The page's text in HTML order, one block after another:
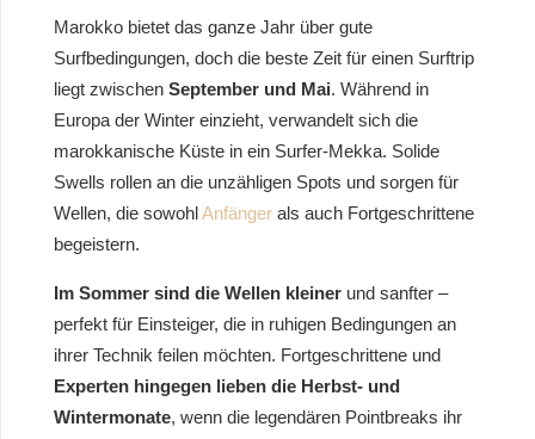
Marokko bietet das ganze Jahr über gute
Surfbedingungen, doch die beste Zeit für einen Surftrip
liegt zwischen September und Mai. Während in
Europa der Winter einzieht, verwandelt sich die
marokkanische Küste in ein Surfer-Mekka. Solide
Swells rollen an die unzähligen Spots und sorgen für
Wellen, die sowohlAnfänger als auch Fortgeschrittene
begeistern.
Im Sommer sind die Wellen kleiner und sanfter –
perfekt für Einsteiger, die in ruhigen Bedingungen an
ihrer Technik feilen möchten. Fortgeschrittene und
Experten hingegen lieben die Herbst- und
Wintermonate, wenn die legendären Pointbreaks ihr